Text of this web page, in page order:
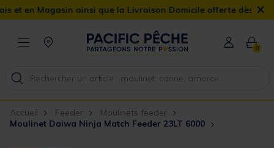
Magasin ainsi que la Livraison Domicile offerte dès 90€ ×
0
Accueil Feeder
Moulinets feeder
Moulinet Daiwa Ninja Match Feeder 23LT 6000